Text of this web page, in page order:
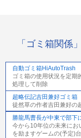
「ゴミ箱関係
自動ゴミ箱HiAutoTrash
ゴミ箱の使用状況を定期
処理して削除
超略伝記吉田兼好ゴミ箱
徒然草の作者吉田兼好の
勝龍馬曹長が中東で部下
今から10年位の未来にお
を励ますゲームの(予定)